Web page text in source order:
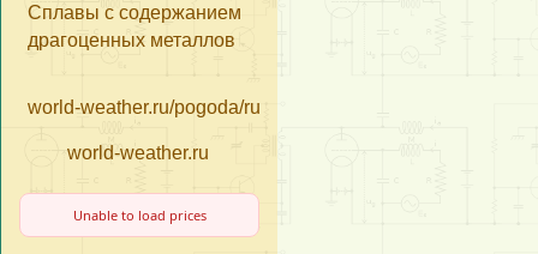
Сплавы с содержанием
драгоценных металлов
world-weather.ru/pogoda/russia/moscow/14days/
world-weather.ru
Unable to load prices